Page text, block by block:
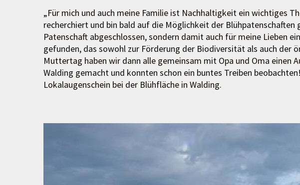
„Für mich und auch meine Familie ist Nachhaltigkeit ein wichtiges
recherchiert und bin bald auf die Möglichkeit der
Patenschaft abgeschlossen, sondern damit auch für meine Lieben
gefunden, das sowohl zur Förderung der Biodiversität als auch der
Muttertag haben wir dann alle gemeinsam mit Opa und Oma einen
Walding gemacht und konnten schon ein buntes Treiben
Lokalaugenschein bei der Blühfläche in Walding.